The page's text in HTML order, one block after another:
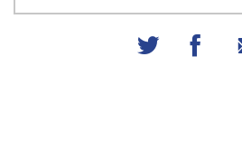
שיתוף באמצעות אימייל
שיתוף בפייסבוק